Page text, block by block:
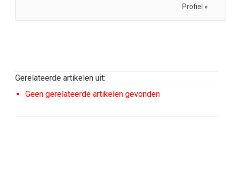
Profiel »
Gerelateerde artikelen uit:
Geen gerelateerde artikelen gevonden